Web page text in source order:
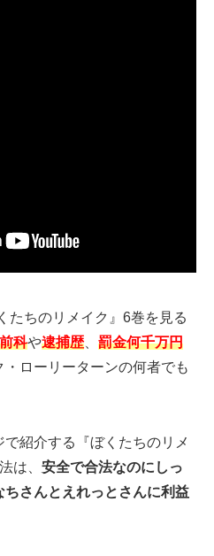
たちのリメイク』6巻を見る
前科や逮捕歴、 罰金何千万円
ローリーターンの何者でも
紹介する『ぼくたちのリメ
は、 安全で合法なのにしっ
さんとえれっとさんに利益